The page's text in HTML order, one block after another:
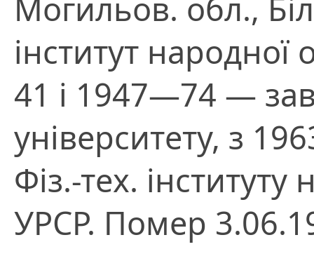
Могильов. обл.,
інститут
41 і 1947—74 —
університету, з
Фіз.-тех.
УРСР. Помер